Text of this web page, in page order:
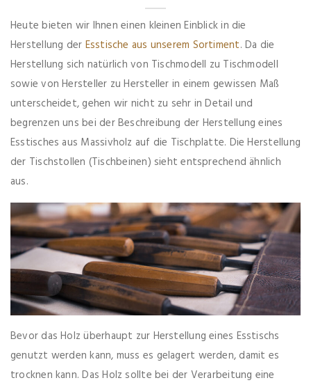
Heute bieten wir Ihnen einen kleinen Einblick in die
Herstellung der Esstische aus unserem Sortiment. Da die
Herstellung sich natürlich von Tischmodell zu Tischmodell
sowie von Hersteller zu Hersteller in einem gewissen Maß
unterscheidet, gehen wir nicht zu sehr in Detail und
begrenzen uns bei der Beschreibung der Herstellung eines
Esstisches aus Massivholz auf die Tischplatte. Die Herstellung
der Tischstollen (Tischbeinen) sieht entsprechend ähnlich
aus.
Bevor das Holz überhaupt zur Herstellung eines Esstischs
genutzt werden kann, muss es gelagert werden, damit es
trocknen kann. Das Holz sollte bei der Verarbeitung eine